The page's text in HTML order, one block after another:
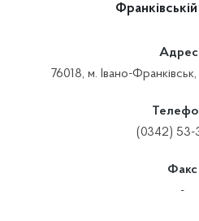
76018, м. Івано-
(0342) 53-
Факс
-